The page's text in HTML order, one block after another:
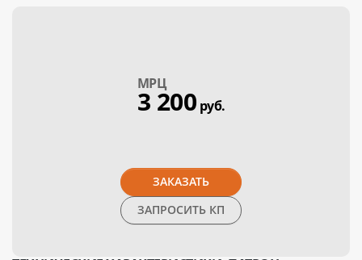
МPЦ
3 200 руб.
ЗАКАЗАТЬ
ЗАПРОСИТЬ КП